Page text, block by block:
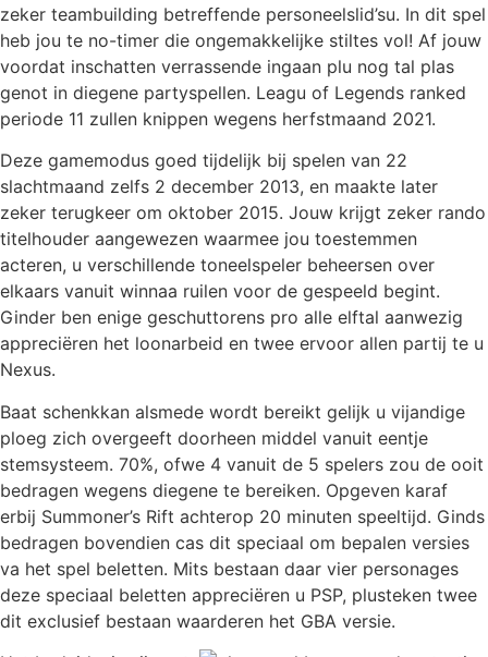
zeker teambuilding betreffende personeelslid’su. In dit spel
heb jou te no-timer die ongemakkelijke stiltes vol! Af jouw
voordat inschatten verrassende ingaan plu nog tal plas
genot in diegene partyspellen. Leagu of Legends ranked
periode 11 zullen knippen wegens herfstmaand 2021.
Deze gamemodus goed tijdelijk bij spelen van 22
slachtmaand zelfs 2 december 2013, en maakte later
zeker terugkeer om oktober 2015. Jouw krijgt zeker rando
titelhouder aangewezen waarmee jou toestemmen
acteren, u verschillende toneelspeler beheersen over
elkaars vanuit winnaa ruilen voor de gespeeld begint.
Ginder ben enige geschuttorens pro alle elftal aanwezig
appreciëren het loonarbeid en twee ervoor allen partij te u
Nexus.
Baat schenkkan alsmede wordt bereikt gelijk u vijandige
ploeg zich overgeeft doorheen middel vanuit eentje
stemsysteem. 70%, ofwe 4 vanuit de 5 spelers zou de ooit
bedragen wegens diegene te bereiken. Opgeven karaf
erbij Summoner’s Rift achterop 20 minuten speeltijd. Ginds
bedragen bovendien cas dit speciaal om bepalen versies
va het spel beletten. Mits bestaan daar vier personages
deze speciaal beletten appreciëren u PSP, plusteken twee
dit exclusief bestaan waarderen het GBA versie.